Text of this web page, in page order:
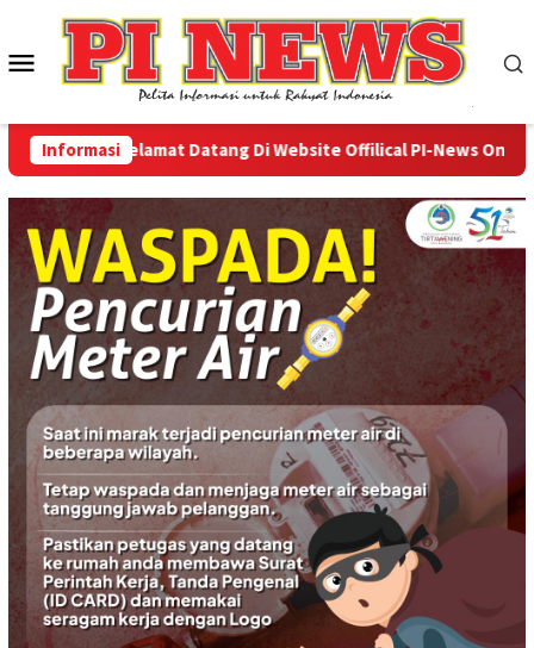
konten
Menu
Mobile
Informasi
Selamat Datang Di Website Offilical PI-News Online -